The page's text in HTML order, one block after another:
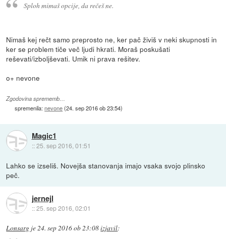
Sploh mimaš opcije, da rečeš ne.
Nimaš kej rečt samo preprosto ne, ker pač živiš v neki skupnosti in
ker se problem tiče več ljudi hkrati. Moraš poskušati
reševati/izboljševati. Umik ni prava rešitev.
o+ nevone
Zgodovina sprememb…
spremenila:nevone(24. sep 2016 ob 23:54)
Magic1
::25. sep 2016, 01:51
Lahko se izseliš. Novejša stanovanja imajo vsaka svojo plinsko
peč.
jernejl
::25. sep 2016, 02:01
Lonsarg je24. sep 2016 ob 23:08izjavil: